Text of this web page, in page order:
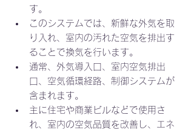
す。
このシステムでは、新鮮な外気を取
り入れ、室内の汚れた空気を排出す
ることで換気を行います。
通常、外気導入口、室内空気排出
口、空気循環経路、制御システムが
含まれます。
主に住宅や商業ビルなどで使用さ
れ、室内の空気品質を改善し、エネ